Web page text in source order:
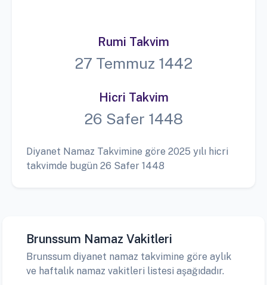
Rumi Takvim
27 Temmuz 1442
Hicri Takvim
26 Safer 1448
Diyanet Namaz Takvimine göre 2025 yılı hicri
takvimde bugün 26 Safer 1448
Brunssum Namaz Vakitleri
Brunssum diyanet namaz takvimine göre aylık
ve haftalık namaz vakitleri listesi aşağıdadır.